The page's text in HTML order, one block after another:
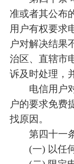
准或者其公布
用户有权要求
户对解决结果
治区、直辖市
诉及时处理，
电信用户对
户的要求免费
找原因。
第四十一条
(一) 以任何